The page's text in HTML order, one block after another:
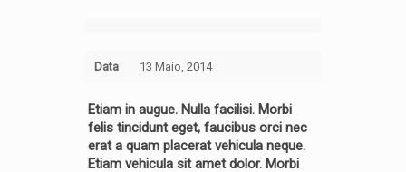
Data 13 Maio, 2014
Etiam in augue. Nulla facilisi. Morbi
felis tincidunt eget, faucibus orci nec
erat a quam placerat vehicula neque.
Etiam vehicula sit amet dolor. Morbi